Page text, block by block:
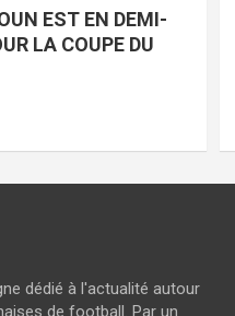
EST EN DEMI-
LA COUPE DU
dédié à l'actualité autour
de football. Par un